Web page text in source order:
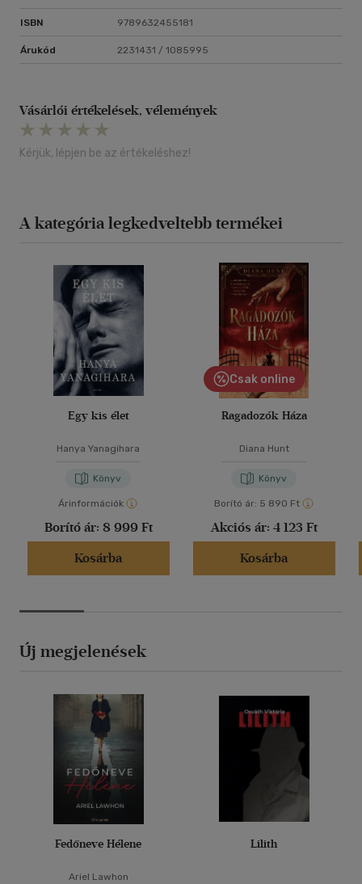
ISBN 9789632455181
Árukód 2231431 / 1085995
Vásárlói értékelések, vélemények
Kérjük, lépjen be az értékeléshez!
A kategória legkedveltebb termékei
Egy kis élet
Hanya Yanagihara
Könyv
Árinformációk
Borító ár: 8 999 Ft
Kosárba
Csak online
Ragadozók Háza
Diana Hunt
Könyv
Borító ár: 5 890 Ft
Akciós ár: 4 123 Ft
Kosárba
Új megjelenések
Fedőneve Hélene
Ariel Lawhon
Lilith